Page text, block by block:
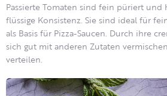
Passierte Tomaten sind fein püriert und
flüssige Konsistenz. Sie sind ideal für
als Basis für Pizza-Saucen. Durch ihre
sich gut mit anderen Zutaten
verteilen.